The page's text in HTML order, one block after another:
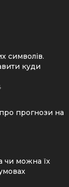
символів.
куди
прогнози на
чи можна їх